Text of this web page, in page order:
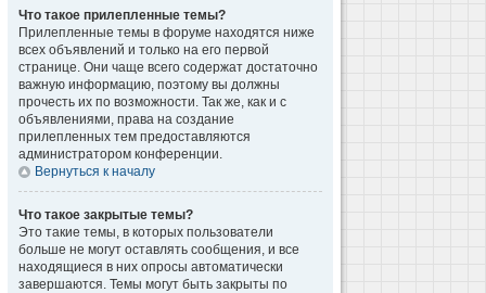
Что такое прилепленные темы?
Прилепленные темы в форуме находятся ниже
всех объявлений и только на его первой
странице. Они чаще всего содержат достаточно
важную информацию, поэтому вы должны
прочесть их по возможности. Так же, как и с
объявлениями, права на создание
прилепленных тем предоставляются
администратором конференции.
Вернуться к началу
Что такое закрытые темы?
Это такие темы, в которых пользователи
больше не могут оставлять сообщения, и все
находящиеся в них опросы автоматически
завершаются. Темы могут быть закрыты по